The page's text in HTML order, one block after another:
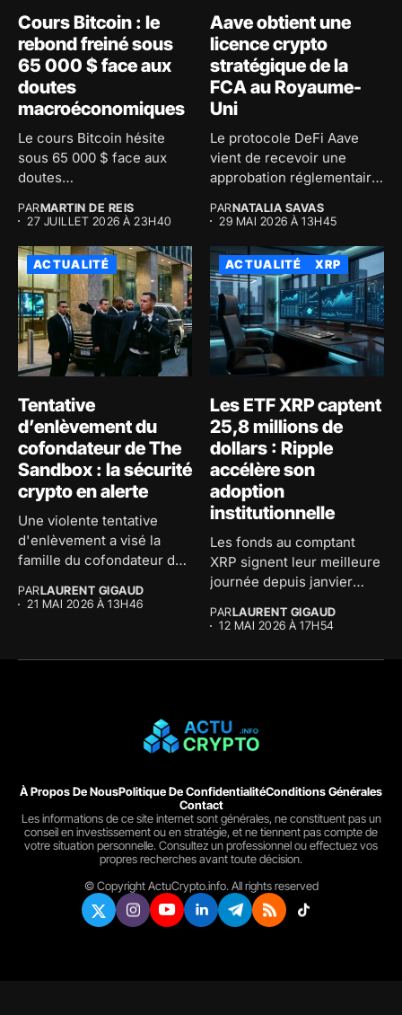
Cours Bitcoin : le
rebond freiné sous
65 000 $ face aux
doutes
macroéconomiques
Le cours Bitcoin hésite
sous 65 000 $ face aux
doutes
PARMARTIN DE REIS
27 JUILLET 2026 À 23H40
Aave obtient une
licence crypto
stratégique de la
FCA au Royaume-
Uni
Le protocole DeFi Aave
vient de recevoir une
approbation réglementaire
PARNATALIA SAVAS
29 MAI 2026 À 13H45
ACTUALITÉ
Tentative
d’enlèvement du
cofondateur de The
Sandbox : la sécurité
crypto en alerte
Une violente tentative
d'enlèvement a visé la
famille du cofondateur de
PARLAURENT GIGAUD
21 MAI 2026 À 13H46
ACTUALITÉ XRP
Les ETF XRP captent
25,8 millions de
dollars : Ripple
accélère son
adoption
institutionnelle
Les fonds au comptant
XRP signent leur meilleure
journée depuis janvier
PARLAURENT GIGAUD
12 MAI 2026 À 17H54
À Propos De NousPolitique De ConfidentialitéConditions Générales
Contact
Les informations de ce site internet sont générales, ne constituent pas un
conseil en investissement ou en stratégie, et ne tiennent pas compte de
votre situation personnelle. Consultez un professionnel ou effectuez vos
propres recherches avant toute décision.
© Copyright ActuCrypto.info. All rights reserved